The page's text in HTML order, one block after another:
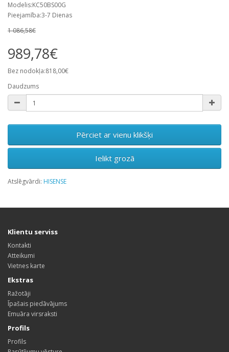
Modelis:KC50BS00G
Pieejamība:3-7 Dienas
1 086,58€
989,78€
Bez nodokļa:818,00€
Daudzums
Pērciet ar vienu klikšķi
Ielikt grozā
Atslēgvārdi: HISENSE
Klientu serviss
Kontakti
Atteikumi
Vietnes karte
Ekstras
Ražotāji
Īpašais piedāvājums
Emuāra virsraksti
Profils
Profils